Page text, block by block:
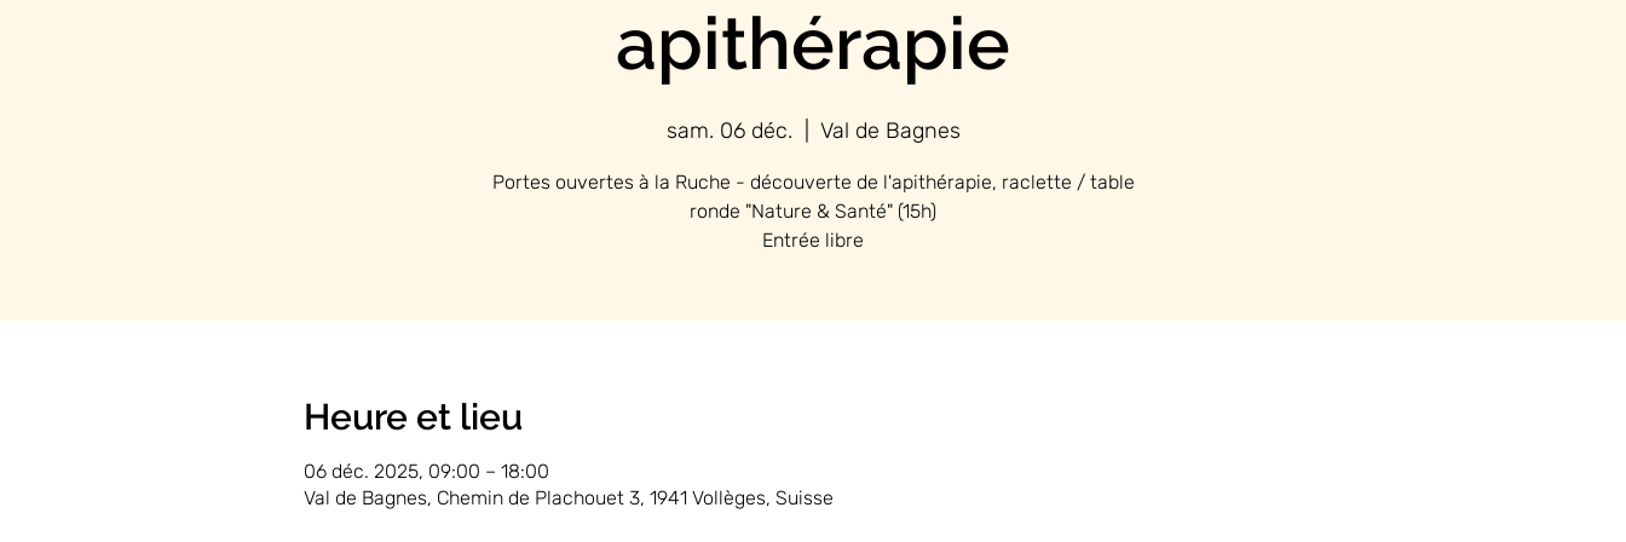
apithérapie
sam. 06 déc. Val de Bagnes
Portes ouvertes à la Ruche - découverte de l'apithérapie, raclette / table
ronde "Nature & Santé" (15h)
Heure et lieu
06 déc. 2025, 09:00 – 18:00
Val de Bagnes, Chemin de Plachouet 3, 1941 Vollèges, Suisse